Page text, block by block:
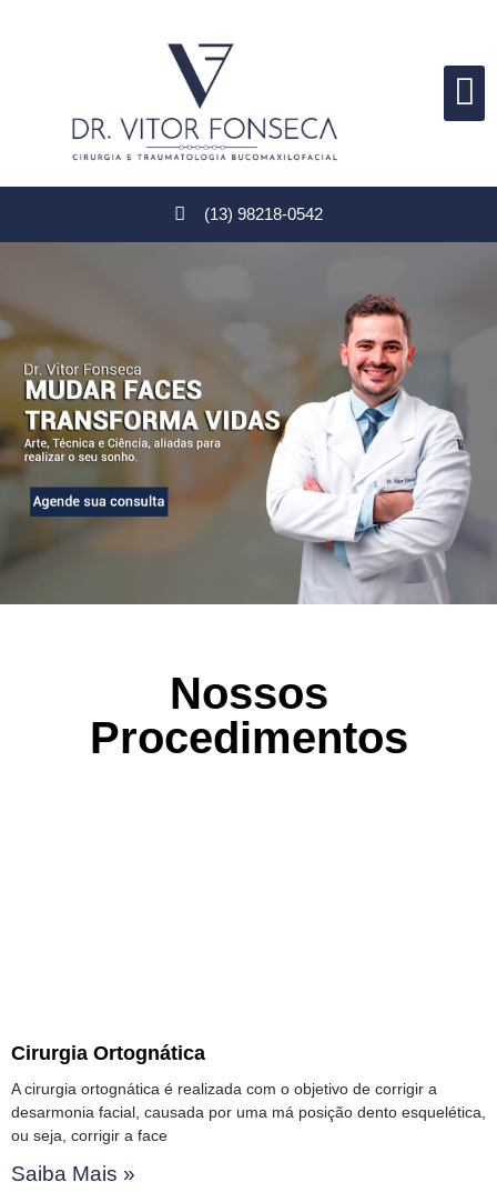
(13) 98218-0542
Nossos
Procedimentos
Cirurgia Ortognática
A cirurgia ortognática é realizada com o objetivo de corrigir a
desarmonia facial, causada por uma má posição dento esquelética,
ou seja, corrigir a face
Saiba Mais »